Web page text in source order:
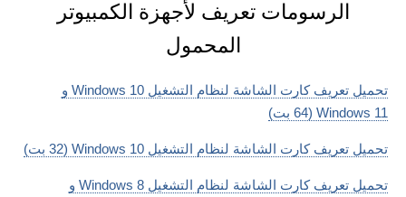
الرسومات تعريف لأجهزة الكمبيوتر
المحمول
تحميل تعريف كارت الشاشة لنظام التشغيل Windows 10 و
Windows 11 (64 بت)
تحميل تعريف كارت الشاشة لنظام التشغيل Windows 10 (32 بت)
تحميل تعريف كارت الشاشة لنظام التشغيل Windows 8 و